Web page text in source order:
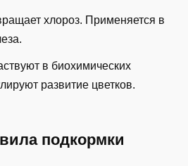
хлороз. Применяется в
в биохимических
развитие цветков.
подкормки